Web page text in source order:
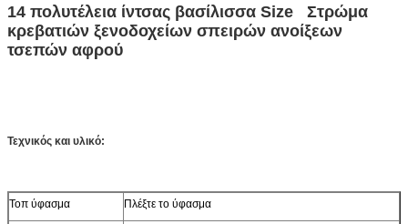
14 πολυτέλεια ίντσας βασίλισσα Size Στρώμα
κρεβατιών ξενοδοχείων σπειρών ανοίξεων
τσεπών αφρού
Τεχνικός και υλικό:
Τοπ ύφασμα Πλέξτε το ύφασμα